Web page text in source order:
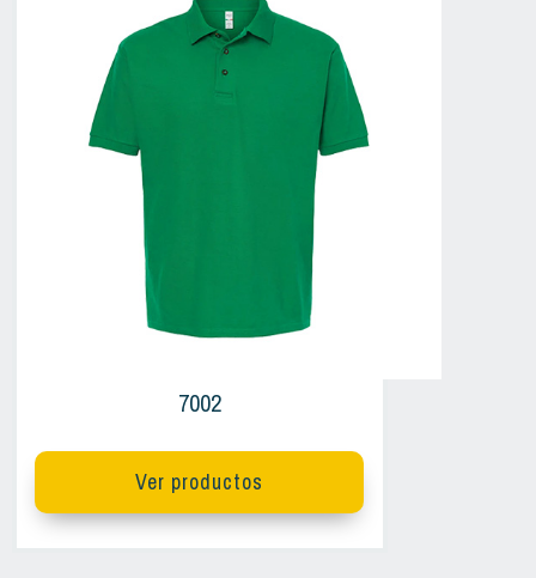
7002
Ver productos